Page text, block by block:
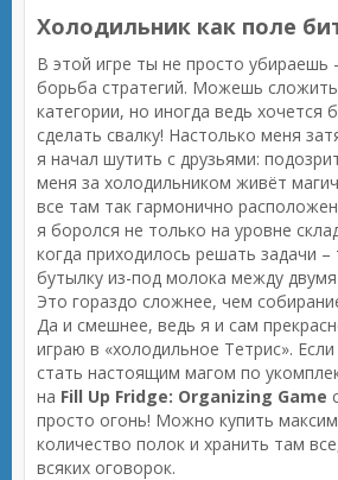
Холодильник как поле
В этой игре ты не просто убираешь
борьба стратегий. Можешь
категории, но иногда ведь хочется
сделать свалку! Настолько меня
я начал шутить с друзьями:
меня за холодильником живёт
все там так гармонично
я боролся не только на уровне
когда приходилось решать задачи –
бутылку из-под молока между
Это гораздо сложнее, чем
Да и смешнее, ведь я и сам
играю в «холодильное Тетрис».
стать настоящим магом по
на Fill Up Fridge: Organizing Game
просто огонь! Можно купить
количество полок и хранить там
всяких оговорок.